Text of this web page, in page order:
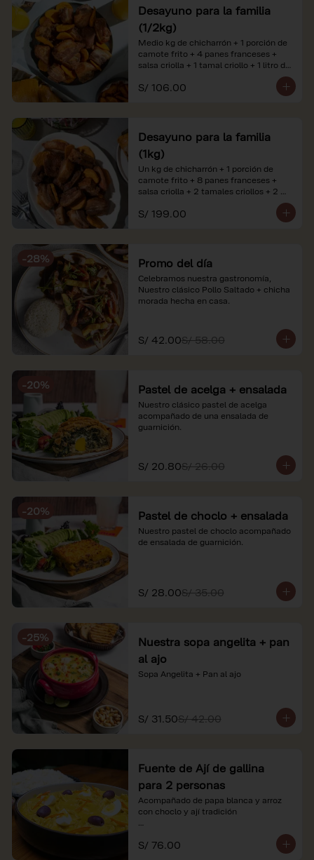
Desayuno para la familia
(1/2kg)
Medio kg de chicharrón + 1 porción de
camote frito + 4 panes franceses +
salsa criolla + 1 tamal criollo + 1 litro de
*Nuestros precios están expresados en
referenciales.
S/ 106.00
Desayuno para la familia
(1kg)
Un kg de chicharrón + 1 porción de
camote frito + 8 panes franceses +
salsa criolla + 2 tamales criollos + 2
*Nuestros precios están expresados en
referenciales.
S/ 199.00
-28% Promo del día
Celebramos nuestra gastronomía,
Nuestro clásico Pollo Saltado + chicha
morada hecha en casa.
S/ 42.00S/ 58.00
-20% Pastel de acelga + ensalada
Nuestro clásico pastel de acelga
acompañado de una ensalada de
guarnición.
S/ 20.80S/ 26.00
-20% Pastel de choclo + ensalada
Nuestro pastel de choclo acompañado
de ensalada de guarnición.
S/ 28.00S/ 35.00
-25%
Nuestra sopa angelita + pan
al ajo
Sopa Angelita + Pan al ajo
S/ 31.50S/ 42.00
Fuente de Ají de gallina
para 2 personas
Acompañado de papa blanca y arroz
con choclo y ají tradición
*Nuestros precios están expresados en
soles e incluyen impuestos de ley y
S/ 76.00